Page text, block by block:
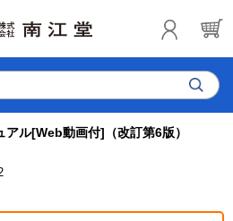
ル[Web動画付]（改訂第6版）